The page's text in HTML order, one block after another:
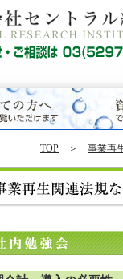
TOP ＞ 事業再